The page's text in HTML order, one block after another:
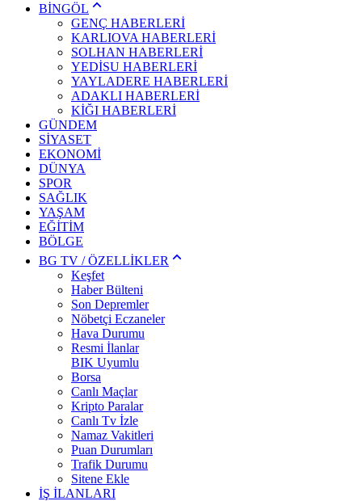
BİNGÖL
GENÇ HABERLERİ
KARLIOVA HABERLERİ
SOLHAN HABERLERİ
YEDİSU HABERLERİ
YAYLADERE HABERLERİ
ADAKLI HABERLERİ
KİĞI HABERLERİ
GÜNDEM
SİYASET
EKONOMİ
DÜNYA
SPOR
SAĞLIK
YAŞAM
EĞİTİM
BÖLGE
BG TV / ÖZELLİKLER
Keşfet
Haber Bülteni
Son Depremler
Nöbetçi Eczaneler
Hava Durumu
Resmi İlanlar
BIK Uyumlu
Borsa
Canlı Maçlar
Kripto Paralar
Canlı Tv İzle
Namaz Vakitleri
Puan Durumları
Trafik Durumu
Sitene Ekle
İŞ İLANLARI